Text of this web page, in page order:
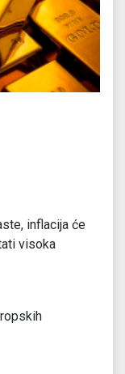
inflacija će
visoka